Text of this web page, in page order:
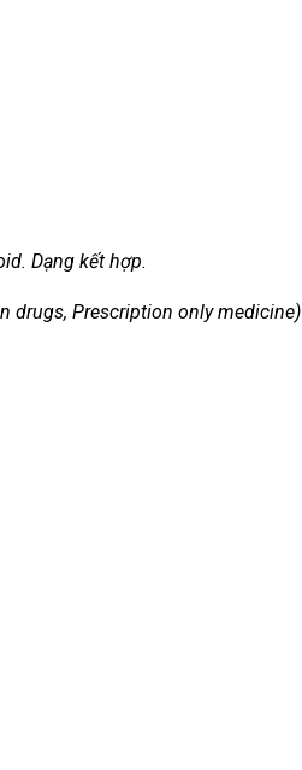
Dạng kết hợp.
drugs, Prescription only medicine)